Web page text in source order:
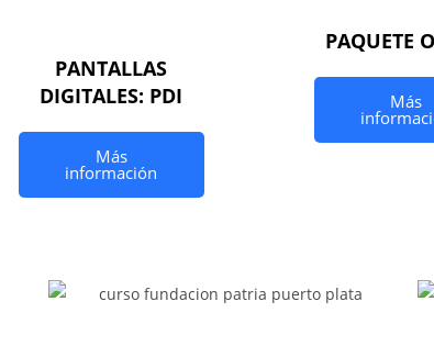
PANTALLAS
DIGITALES: PDI
Más
información
PAQUETE
Más